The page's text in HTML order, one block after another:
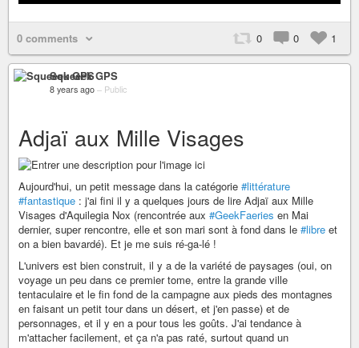
0 comments 0 0 1
Squeeek GPS
8 years ago – Public
Adjaï aux Mille Visages
Aujourd'hui, un petit message dans la catégorie #littérature
#fantastique : j'ai fini il y a quelques jours de lire Adjaï aux Mille
Visages d'Aquilegia Nox (rencontrée aux #GeekFaeries en Mai
dernier, super rencontre, elle et son mari sont à fond dans le #libre et
on a bien bavardé). Et je me suis ré-ga-lé !
L'univers est bien construit, il y a de la variété de paysages (oui, on
voyage un peu dans ce premier tome, entre la grande ville
tentaculaire et le fin fond de la campagne aux pieds des montagnes
en faisant un petit tour dans un désert, et j'en passe) et de
personnages, et il y en a pour tous les goûts. J'ai tendance à
m'attacher facilement, et ça n'a pas raté, surtout quand un